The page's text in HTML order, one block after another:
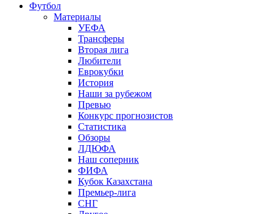
Футбол
Материалы
УЕФА
Трансферы
Вторая лига
Любители
Еврокубки
История
Наши за рубежом
Превью
Конкурс прогнозистов
Статистика
Обзоры
ЛДЮФА
Наш соперник
ФИФА
Кубок Казахстана
Премьер-лига
СНГ